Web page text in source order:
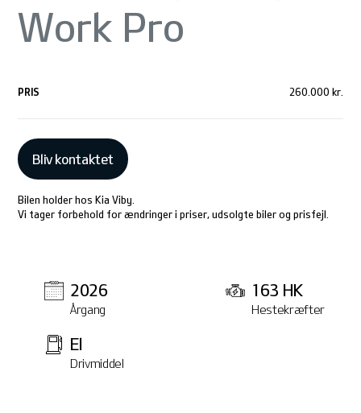
Work Pro
PRIS 260.000 kr.
Bliv kontaktet
Bilen holder hos Kia Viby.
Vi tager forbehold for ændringer i priser, udsolgte biler og prisfejl.
2026
Årgang
163 HK
Hestekræfter
El
Drivmiddel